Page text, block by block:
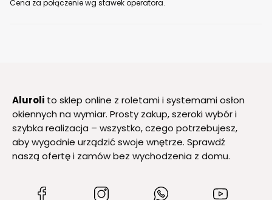
Cena za połączenie wg stawek operatora.
Aluroli to sklep online z roletami i systemami osłon
okiennych na wymiar. Prosty zakup, szeroki wybór i
szybka realizacja – wszystko, czego potrzebujesz,
aby wygodnie urządzić swoje wnętrze. Sprawdź
naszą ofertę i zamów bez wychodzenia z domu.
(Otwiera
(Otwiera
(Otwiera